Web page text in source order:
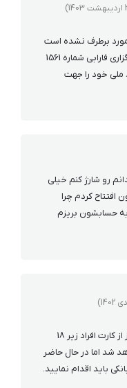
برطرف نشده است
لطفا با پشتیبانی کارگزاری فارابی شماره 1561
ملی خود را جهت
رو شارژ کنم خیلی
افتتاح کردم چرا
حسابشون بریزم
به زودی امکان واریز از کارت افراد زیر 18
شد اما در حال حاضر
باید اقدام نمایید.